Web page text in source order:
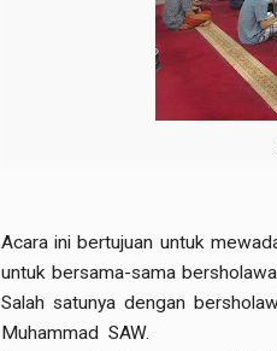
Acara ini bertujuan untuk
untuk bersama-sama
Salah satunya dengan
Muhammad SAW.